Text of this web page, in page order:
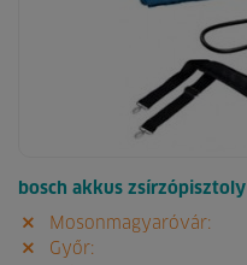
bosch akkus
Mosonmagyaróvár:
Győr: